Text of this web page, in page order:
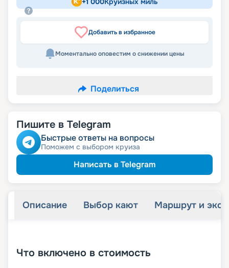
Добавить в избранное
Моментально оповестим о снижении цены
Поделиться
Пишите в Telegram
Быстрые ответы на вопросы
Поможем с выбором круиза
Написать в Telegram
Описание Выбор кают Маршрут и
Что включено в стоимость